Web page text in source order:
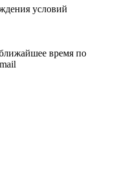
условий
время по